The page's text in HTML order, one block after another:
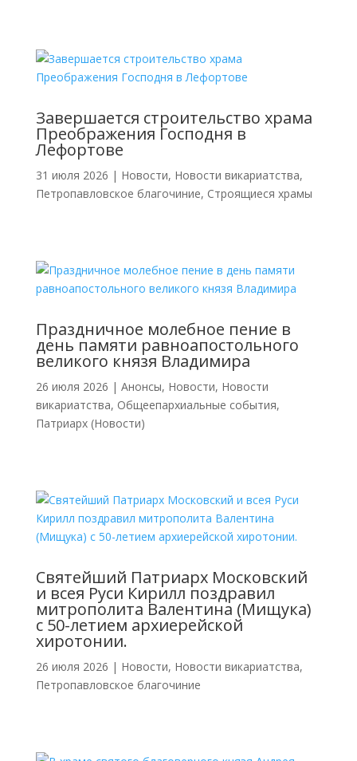
Завершается строительство храма
Преображения Господня в
Лефортове
31 июля 2026 | Новости, Новости викариатства,
Петропавловское благочиние, Строящиеся храмы
Праздничное молебное пение в
день памяти равноапостольного
великого князя Владимира
26 июля 2026 | Анонсы, Новости, Новости
викариатства, Общеепархиальные события,
Патриарх (Новости)
Святейший Патриарх Московский
и всея Руси Кирилл поздравил
митрополита Валентина (Мищука)
с 50-летием архиерейской
хиротонии.
26 июля 2026 | Новости, Новости викариатства,
Петропавловское благочиние